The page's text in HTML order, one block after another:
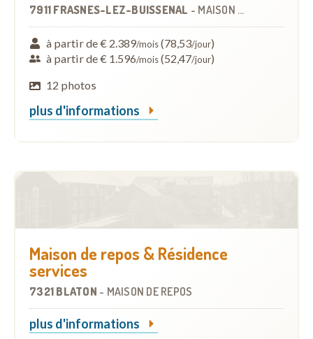
7911 FRASNES-LEZ-BUISSENAL - MAISON DE REPOS
à partir de € 2.389/mois(78,53/jour)
à partir de € 1.596/mois(52,47/jour)
12 photos
plus d'informations
Maison de repos & Résidence
services
7321 BLATON - MAISON DE REPOS
plus d'informations